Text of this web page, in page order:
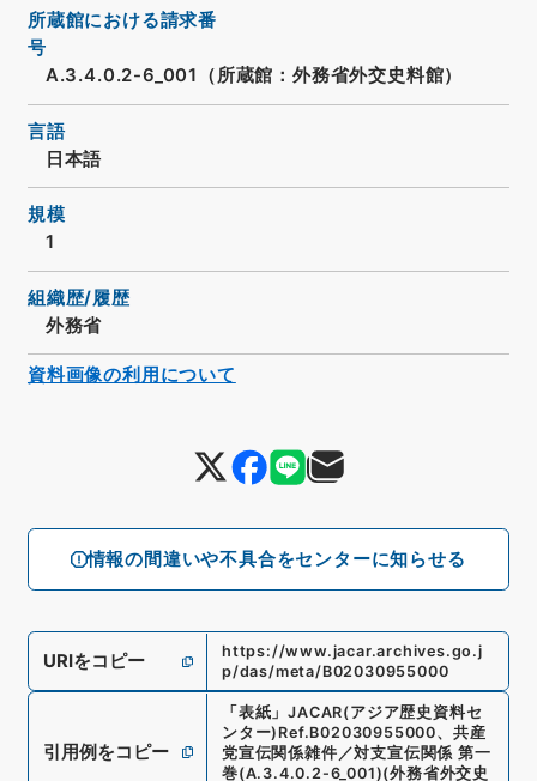
情報の間違いや不具合をセンターに知らせる
所蔵館における請求番
号
A.3.4.0.2-6_001（所蔵館：外務省外交史料館）
言語
日本語
規模
1
組織歴/履歴
外務省
URIをコピー
https://www.jacar.archives.go.j
p/das/meta/B02030955000
引用例をコピー
「表紙 」JACAR(アジア歴史資料セ
ンター) Ref.B02030955000、 共産
党宣伝関係雑件／対支宣伝関係 第一
巻(A.3.4.0.2-6_001)(外務省外交史
資料画像の利用について